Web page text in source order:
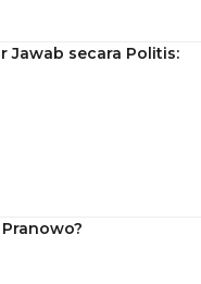
Jawab secara Politis: